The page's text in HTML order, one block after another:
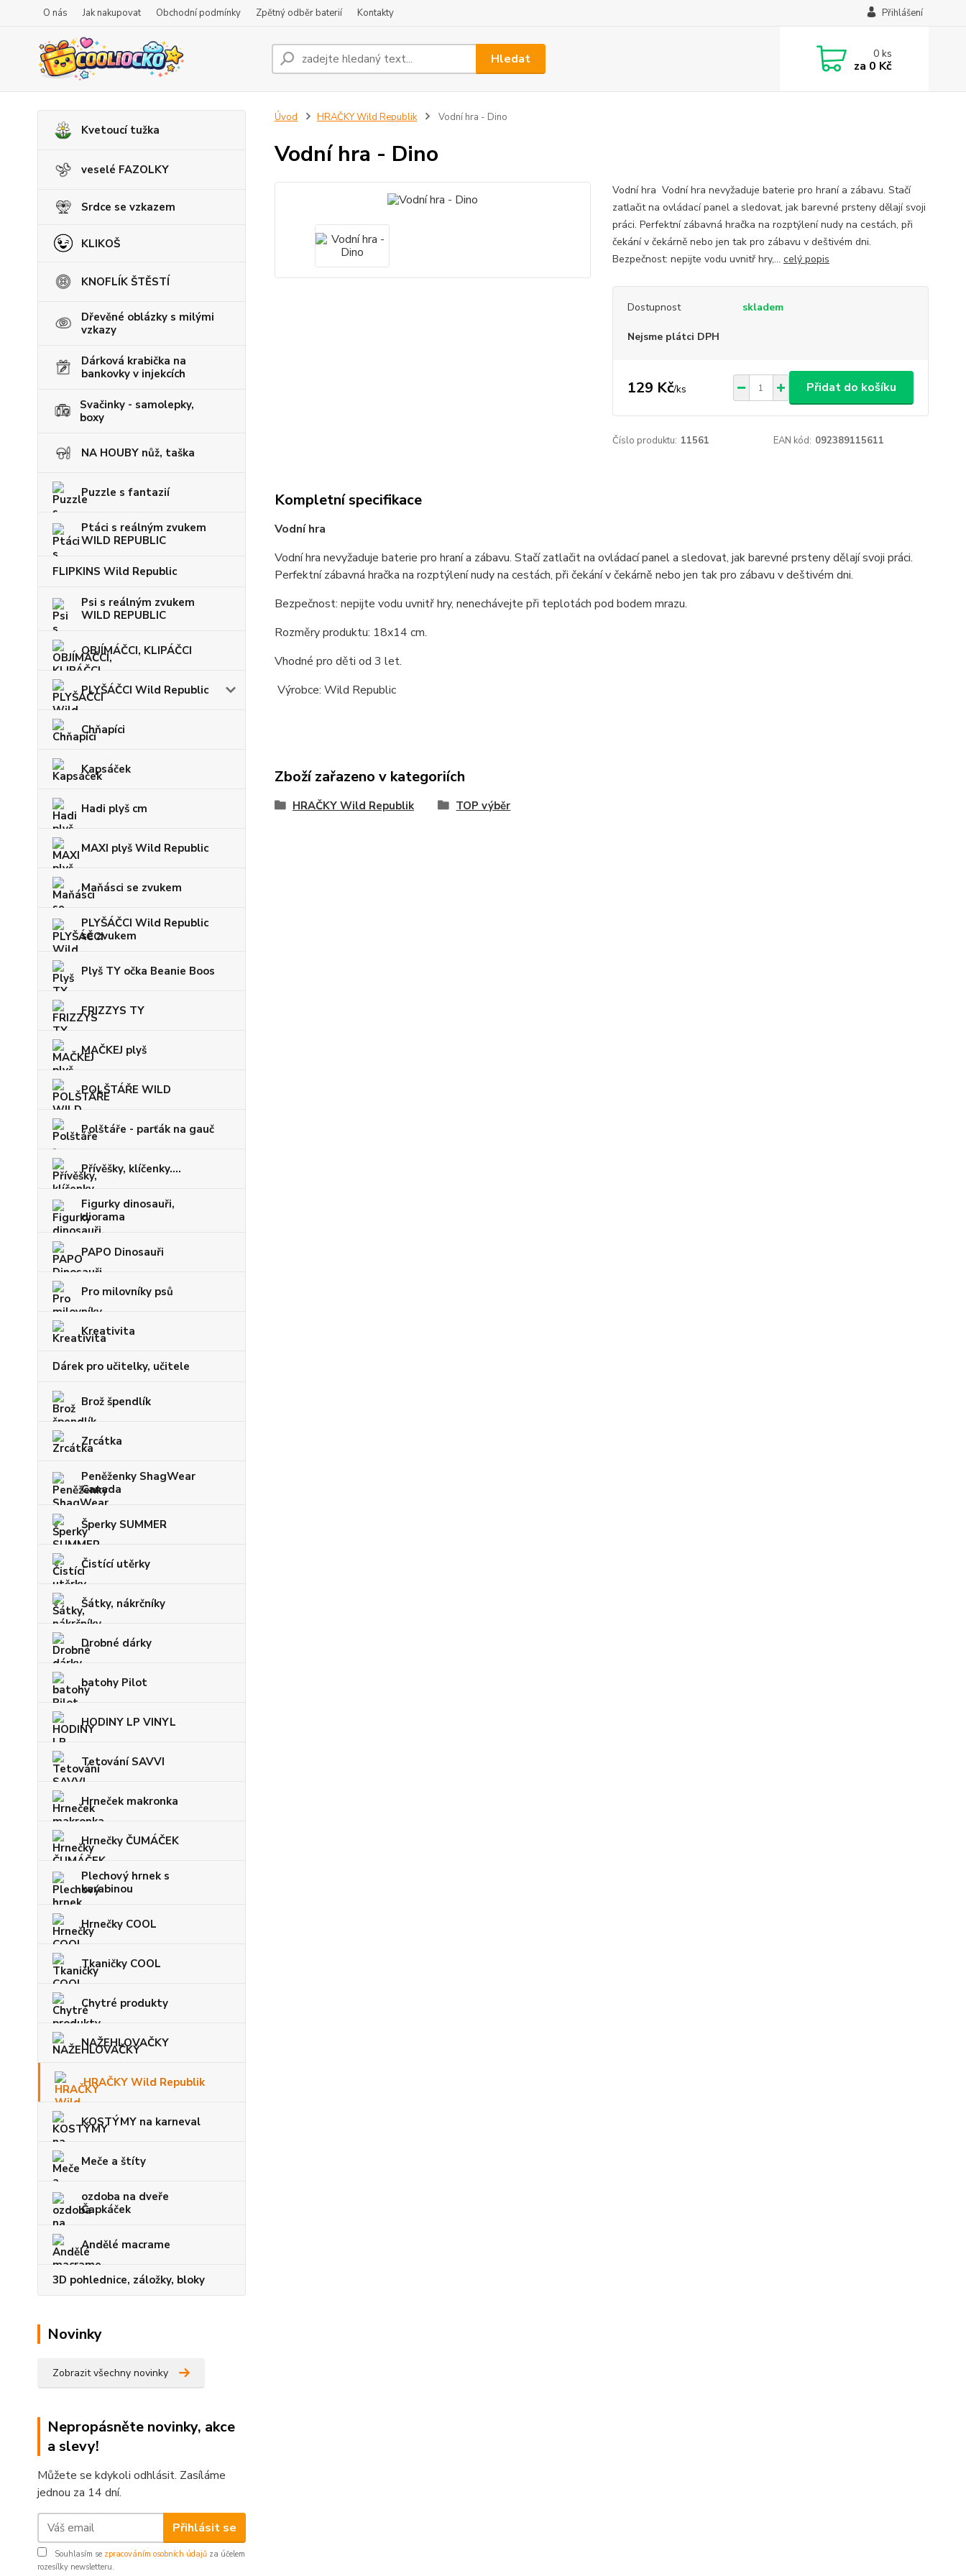
O nás Jak nakupovat Obchodní podmínky Zpětný odběr baterií Kontakty Přihlášení
Hledat 0ks
za 0 Kč
Kvetoucí tužka
veselé FAZOLKY
Srdce se vzkazem
KLIKOŠ
KNOFLÍK ŠTĚSTÍ
Dřevěné oblázky s milými
vzkazy
Dárková krabička na
bankovky v injekcích
Svačinky - samolepky,
boxy
NA HOUBY nůž, taška
Puzzle s fantazií
Ptáci s reálným zvukem
WILD REPUBLIC
FLIPKINS Wild Republic
Psi s reálným zvukem
WILD REPUBLIC
OBJÍMÁČCI, KLIPÁČCI
PLYŠÁČCI Wild Republic
Chňapíci
Kapsáček
Hadi plyš cm
MAXI plyš Wild Republic
Maňásci se zvukem
PLYŠÁČCI Wild Republic
se zvukem
Plyš TY očka Beanie Boos
FRIZZYS TY
MAČKEJ plyš
POLŠTÁŘE WILD
Polštáře - parťák na gauč
Přívěšky, klíčenky....
Figurky dinosauři,
diorama
PAPO Dinosauři
Pro milovníky psů
Kreativita
Dárek pro učitelky, učitele
Brož špendlík
Zrcátka
Peněženky ShagWear
Canada
Šperky SUMMER
Čistící utěrky
Šátky, nákrčníky
Drobné dárky
batohy Pilot
HODINY LP VINYL
Tetování SAVVI
Hrneček makronka
Hrnečky ČUMÁČEK
Plechový hrnek s
karabinou
Hrnečky COOL
Tkaničky COOL
Chytré produkty
NAŽEHLOVAČKY
HRAČKY Wild Republik
KOSTÝMY na karneval
Meče a štíty
ozdoba na dveře
Čapkáček
Andělé macrame
3D pohlednice, záložky, bloky
Novinky
Zobrazit všechny novinky
Nepropásněte novinky, akce
a slevy!
Můžete se kdykoli odhlásit. Zasíláme
jednou za 14 dní.
Přihlásit se
Souhlasím se zpracováním osobních údajů za účelem
rozesílky newsletteru.
Úvod HRAČKY Wild Republik Vodní hra - Dino
Vodní hra - Dino
Vodní hra Vodní hra nevyžaduje baterie pro hraní a zábavu. Stačí
zatlačit na ovládací panel a sledovat, jak barevné prsteny dělají svoji
práci. Perfektní zábavná hračka na rozptýlení nudy na cestách, při
čekání v čekárně nebo jen tak pro zábavu v deštivém dni.
Bezpečnost: nepijte vodu uvnitř hry,... celý popis
Dostupnost skladem
Nejsme plátci DPH
129 Kč/ks Přidat do košíku
Číslo produktu: 11561 EAN kód: 092389115611
Kompletní specifikace
Vodní hra
Vodní hra nevyžaduje baterie pro hraní a zábavu. Stačí zatlačit na ovládací panel a sledovat, jak barevné prsteny dělají svoji práci.
Perfektní zábavná hračka na rozptýlení nudy na cestách, při čekání v čekárně nebo jen tak pro zábavu v deštivém dni.
Bezpečnost: nepijte vodu uvnitř hry, nenechávejte při teplotách pod bodem mrazu.
Rozměry produktu: 18x14 cm.
Vhodné pro děti od 3 let.
Výrobce: Wild Republic
Zboží zařazeno v kategoriích
HRAČKY Wild Republik TOP výběr